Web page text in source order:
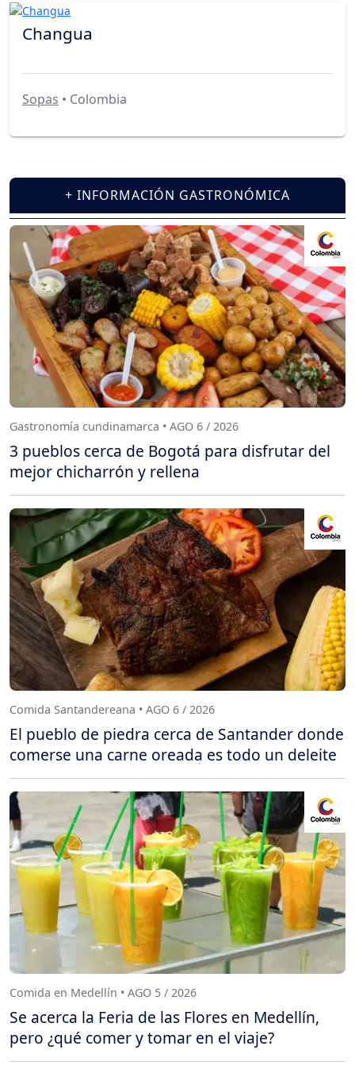
Changua
Sopas • Colombia
+ INFORMACIÓN GASTRONÓMICA
Gastronomía cundinamarca • AGO 6 / 2026
3 pueblos cerca de Bogotá para disfrutar del
mejor chicharrón y rellena
Comida Santandereana • AGO 6 / 2026
El pueblo de piedra cerca de Santander donde
comerse una carne oreada es todo un deleite
Comida en Medellín • AGO 5 / 2026
Se acerca la Feria de las Flores en Medellín,
pero ¿qué comer y tomar en el viaje?